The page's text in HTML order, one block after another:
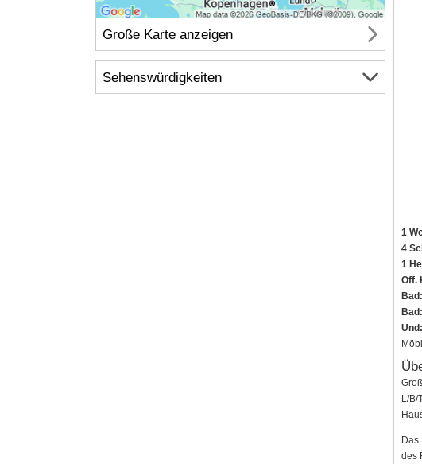
1
4
1
Off.
Bad:
Bad:
Und:
L/B/
des
Große Karte anzeigen
Sehenswürdigkeiten